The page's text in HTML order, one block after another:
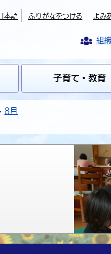
本語 ふりがなをつける よみ
組
子育て・教育
8月